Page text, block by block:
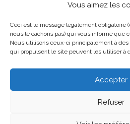
Vous aimez les
Ceci est le message légalement obligatoire
nous le cachons pas) qui vous informe que
Nous utilisons ceux-ci principalement à
qui propulsent le site peuvent les utiliser à
Accepter
Refuser
Cinéma Grand Ecran
droits
– Réalisé avec